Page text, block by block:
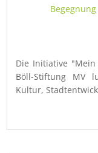
Begegnung
Die Initiative
Böll-Stiftung MV
Kultur,